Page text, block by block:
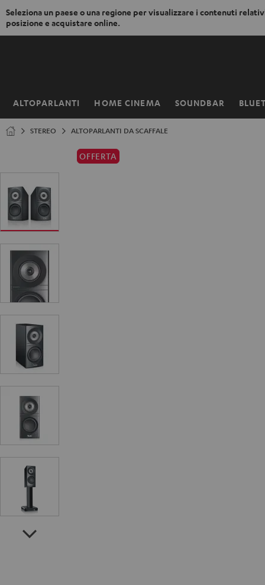
Seleziona un paese o una regione per visualizzare i contenuti
posizione e acquistare online.
ALTOPARLANTI HOME CINEMA SOUNDBAR
Pagina
STEREO ALTOPARLANTI DA SCAFFALE
OFFERTA